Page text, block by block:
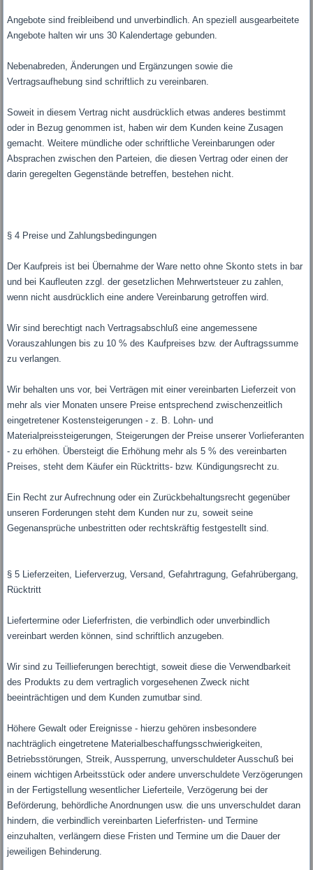
Angebote sind freibleibend und unverbindlich. An speziell ausgearbeitete
Angebote halten wir uns 30 Kalendertage gebunden.
Nebenabreden, Änderungen und Ergänzungen sowie die
Vertragsaufhebung sind schriftlich zu vereinbaren.
Soweit in diesem Vertrag nicht ausdrücklich etwas anderes bestimmt
oder in Bezug genommen ist, haben wir dem Kunden keine Zusagen
gemacht. Weitere mündliche oder schriftliche Vereinbarungen oder
Absprachen zwischen den Parteien, die diesen Vertrag oder einen der
darin geregelten Gegenstände betreffen, bestehen nicht.
§ 4 Preise und Zahlungsbedingungen
Der Kaufpreis ist bei Übernahme der Ware netto ohne Skonto stets in bar
und bei Kaufleuten zzgl. der gesetzlichen Mehrwertsteuer zu zahlen,
wenn nicht ausdrücklich eine andere Vereinbarung getroffen wird.
Wir sind berechtigt nach Vertragsabschluß eine angemessene
Vorauszahlungen bis zu 10 % des Kaufpreises bzw. der Auftragssumme
zu verlangen.
Wir behalten uns vor, bei Verträgen mit einer vereinbarten Lieferzeit von
mehr als vier Monaten unsere Preise entsprechend zwischenzeitlich
eingetretener Kostensteigerungen - z. B. Lohn- und
Materialpreissteigerungen, Steigerungen der Preise unserer Vorlieferanten
- zu erhöhen. Übersteigt die Erhöhung mehr als 5 % des vereinbarten
Preises, steht dem Käufer ein Rücktritts- bzw. Kündigungsrecht zu.
Ein Recht zur Aufrechnung oder ein Zurückbehaltungsrecht gegenüber
unseren Forderungen steht dem Kunden nur zu, soweit seine
Gegenansprüche unbestritten oder rechtskräftig festgestellt sind.
§ 5 Lieferzeiten, Lieferverzug, Versand, Gefahrtragung, Gefahrübergang,
Rücktritt
Liefertermine oder Lieferfristen, die verbindlich oder unverbindlich
vereinbart werden können, sind schriftlich anzugeben.
Wir sind zu Teillieferungen berechtigt, soweit diese die Verwendbarkeit
des Produkts zu dem vertraglich vorgesehenen Zweck nicht
beeinträchtigen und dem Kunden zumutbar sind.
Höhere Gewalt oder Ereignisse - hierzu gehören insbesondere
nachträglich eingetretene Materialbeschaffungsschwierigkeiten,
Betriebsstörungen, Streik, Aussperrung, unverschuldeter Ausschuß bei
einem wichtigen Arbeitsstück oder andere unverschuldete Verzögerungen
in der Fertigstellung wesentlicher Lieferteile, Verzögerung bei der
Beförderung, behördliche Anordnungen usw. die uns unverschuldet daran
hindern, die verbindlich vereinbarten Lieferfristen- und Termine
einzuhalten, verlängern diese Fristen und Termine um die Dauer der
jeweiligen Behinderung.